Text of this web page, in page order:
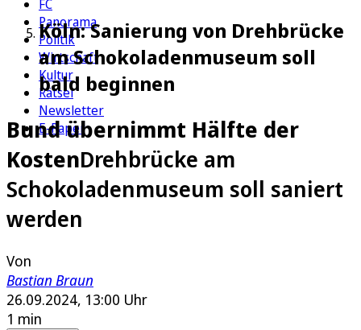
FC
Panorama
Politik
Wirtschaft
Kultur
Rätsel
Newsletter
E-Paper
Köln: Sanierung von Drehbrücke
am Schokoladenmuseum soll
bald beginnen
Bund übernimmt Hälfte der
KostenDrehbrücke am
Schokoladenmuseum soll saniert
werden
Von
Bastian Braun
26.09.2024, 13:00 Uhr
1 min